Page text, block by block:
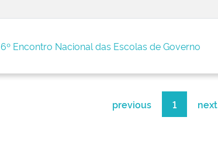
6º Encontro Nacional das Escolas de Governo
previous 1 next